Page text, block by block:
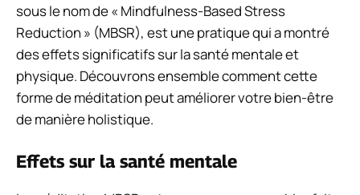
sous le nom de « Mindfulness-Based Stress
Reduction » (MBSR), est une pratique qui a montré
des effets significatifs sur la santé mentale et
physique. Découvrons ensemble comment cette
forme de méditation peut améliorer votre bien-être
de manière holistique.
Effets sur la santé mentale